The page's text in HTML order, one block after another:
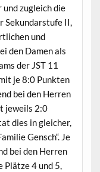
zugleich die
Sekundarstufe II,
und
den Damen als
der JST 11
je 8:0 Punkten
bei den Herren
jeweils 2:0
dies in gleicher,
Gensch“. Je
bei den Herren
Plätze 4 und 5,